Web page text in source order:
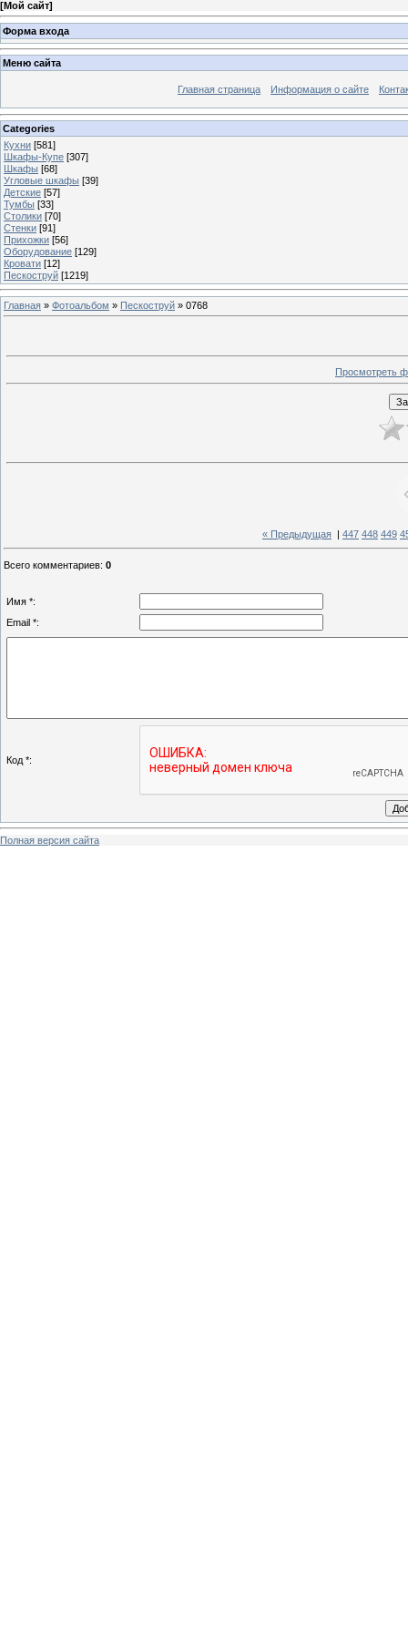
[Мой сайт]
Форма входа
Меню сайта
Главная страница Информация о сайте
Categories
Кухни [581]
Шкафы-Купе [307]
Шкафы [68]
Угловые шкафы [39]
Детские [57]
Тумбы [33]
Столики [70]
Стенки [91]
Прихожки [56]
Оборудование [129]
Кровати [12]
Пескоструй [1219]
Главная » Фотоальбом » Пескоструй » 0768
Просмотреть
« Предыдущая 447 448 449
Всего комментариев: 0
Имя *:
Email *:
Код *:
Полная версия сайта